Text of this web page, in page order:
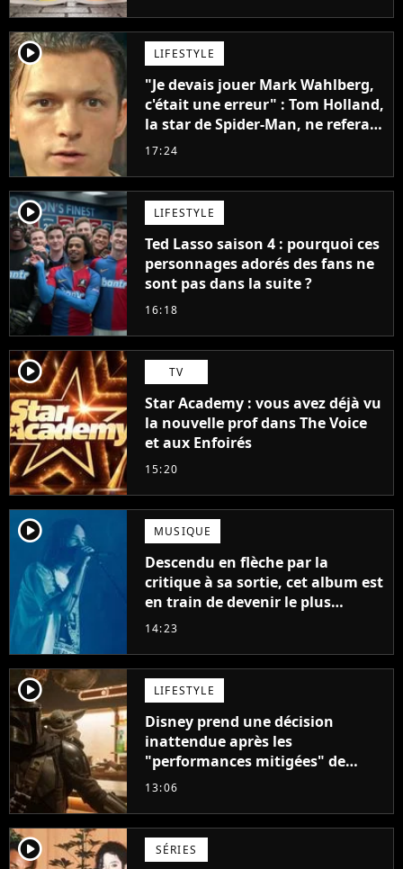
player2 LIFESTYLE
"Je devais jouer Mark Wahlberg,
c'était une erreur" : Tom Holland,
la star de Spider-Man, ne referait
pas ce blockbuster
17:24
player2 LIFESTYLE
Ted Lasso saison 4 : pourquoi ces
personnages adorés des fans ne
sont pas dans la suite ?
16:18
player2 TV
Star Academy : vous avez déjà vu
la nouvelle prof dans The Voice
et aux Enfoirés
15:20
player2 MUSIQUE
Descendu en flèche par la
critique à sa sortie, cet album est
en train de devenir le plus
populaire de son auteur
14:23
player2 LIFESTYLE
Disney prend une décision
inattendue après les
"performances mitigées" de
Vaiana et The Mandalorian &
13:06
player2 SÉRIES